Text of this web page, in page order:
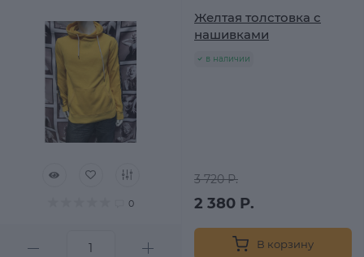
0
Желтая толстовка с
нашивками
в наличии
3 720 Р.
2 380 Р.
В корзину